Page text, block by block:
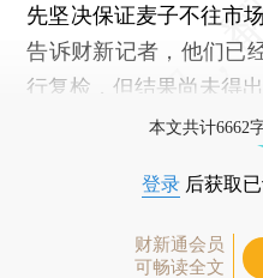
先坚决保证麦子不往市
告诉财新记者，他们已
行复检，但结果尚未得出
本文共计6662
登录 后获取
财新通会员
可畅读全文